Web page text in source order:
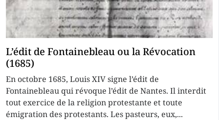
L’édit de Fontainebleau ou la Révocation
(1685)
En octobre 1685, Louis XIV signe l’édit de
Fontainebleau qui révoque l’édit de Nantes. Il interdit
tout exercice de la religion protestante et toute
émigration des protestants. Les pasteurs, eux,...